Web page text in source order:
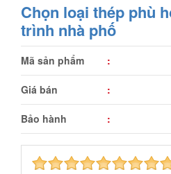
Chọn loại thép phù
trình nhà phố
Mã sản phẩm :
Giá bán :
Bảo hành :